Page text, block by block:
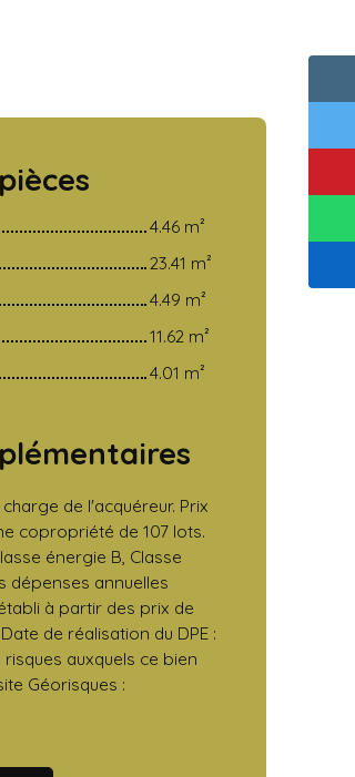
pièces
4.46 m²
23.41 m²
4.49 m²
11.62 m²
4.01 m²
de l'acquéreur. Prix
copropriété de 107 lots.
énergie B, Classe
dépenses annuelles
à partir des prix de
de réalisation du DPE :
auxquels ce bien
Géorisques :